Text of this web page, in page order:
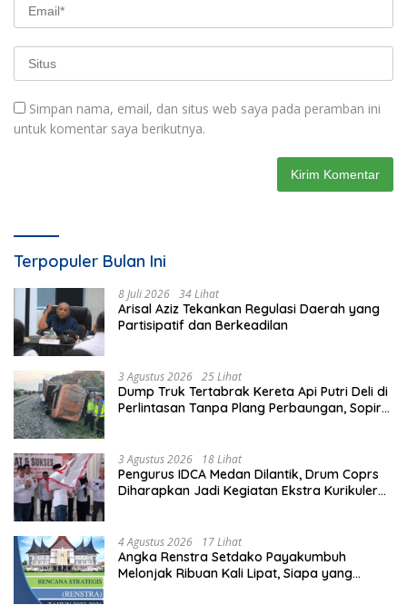
Simpan nama, email, dan situs web saya pada peramban ini
untuk komentar saya berikutnya.
Terpopuler Bulan Ini
8 Juli 2026 34 Lihat
Arisal Aziz Tekankan Regulasi Daerah yang
Partisipatif dan Berkeadilan
3 Agustus 2026 25 Lihat
Dump Truk Tertabrak Kereta Api Putri Deli di
Perlintasan Tanpa Plang Perbaungan, Sopir
3 Agustus 2026 18 Lihat
Pengurus IDCA Medan Dilantik, Drum Coprs
Diharapkan Jadi Kegiatan Ekstra Kurikuler
4 Agustus 2026 17 Lihat
Angka Renstra Setdako Payakumbuh
Melonjak Ribuan Kali Lipat, Siapa yang